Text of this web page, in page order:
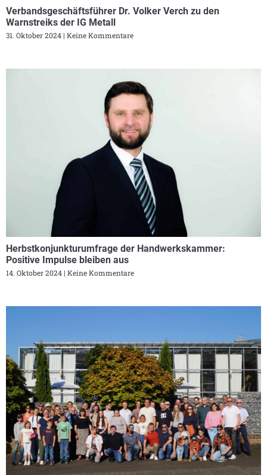
Verbandsgeschäftsführer Dr. Volker Verch zu den
Warnstreiks der IG Metall
31. Oktober 2024 Keine Kommentare
Herbstkonjunkturumfrage der Handwerkskammer:
Positive Impulse bleiben aus
14. Oktober 2024 Keine Kommentare